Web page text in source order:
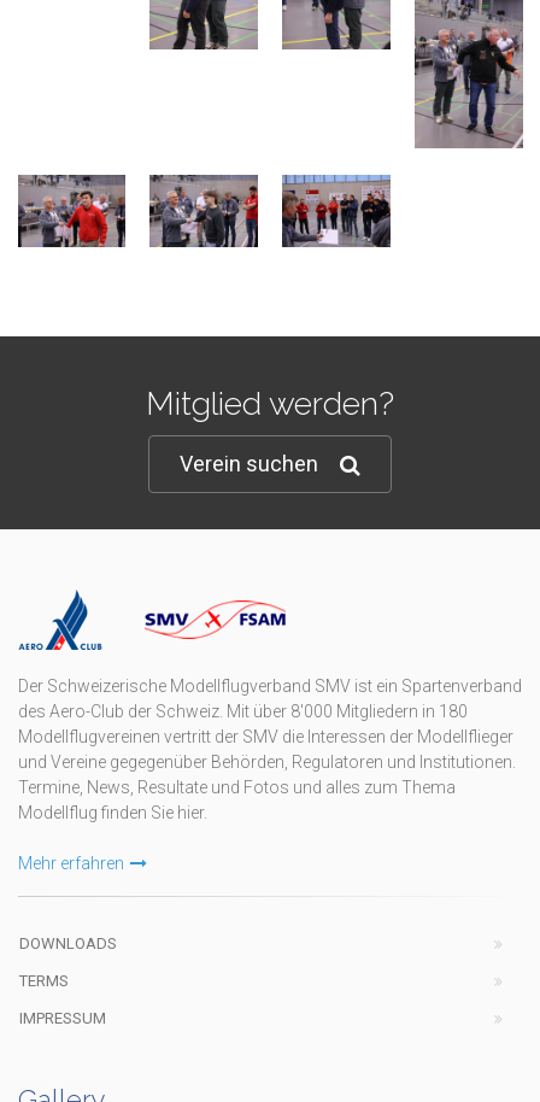
Mitglied werden?
Verein suchen
Der Schweizerische Modellflugverband SMV ist ein Spartenverband
des Aero-Club der Schweiz. Mit über 8'000 Mitgliedern in 180
Modellflugvereinen vertritt der SMV die Interessen der Modellflieger
und Vereine gegegenüber Behörden, Regulatoren und Institutionen.
Termine, News, Resultate und Fotos und alles zum Thema
Modellflug finden Sie hier.
Mehr erfahren
DOWNLOADS
TERMS
IMPRESSUM